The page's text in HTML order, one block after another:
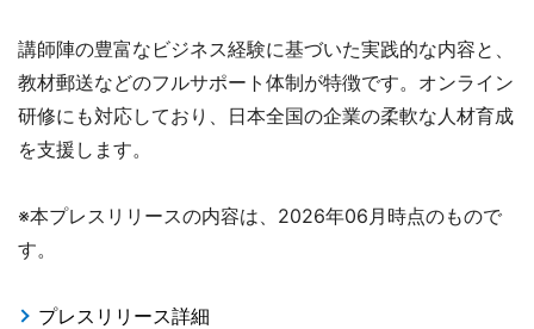
講師陣の豊富なビジネス経験に基づいた実践的な内容と、
教材郵送などのフルサポート体制が特徴です。オンライン
研修にも対応しており、日本全国の企業の柔軟な人材育成
を支援します。
※本プレスリリースの内容は、2026年06月時点のもので
す。
プレスリリース詳細